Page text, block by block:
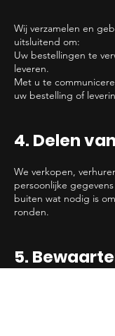
Wij verzamelen en
uitsluitend om:
Uw bestellingen te
leveren.
Met u te
uw bestelling of
4. Delen
We verkopen,
persoonlijke
buiten wat nodig is
ronden.
5.